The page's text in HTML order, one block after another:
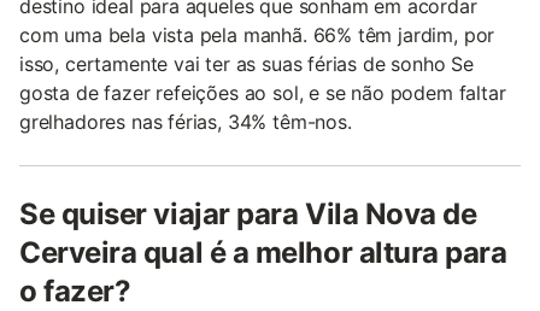
destino ideal para aqueles que sonham em acordar
com uma bela vista pela manhã. 66% têm jardim, por
isso, certamente vai ter as suas férias de sonho Se
gosta de fazer refeições ao sol, e se não podem faltar
grelhadores nas férias, 34% têm-nos.
Se quiser viajar para Vila Nova de
Cerveira qual é a melhor altura para
o fazer?